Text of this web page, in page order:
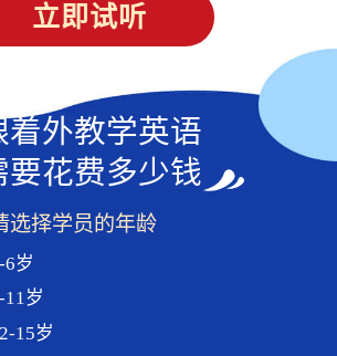
立即试听
着外教学英语
要花费多少钱
选择学员的年龄
6岁
11岁
15岁